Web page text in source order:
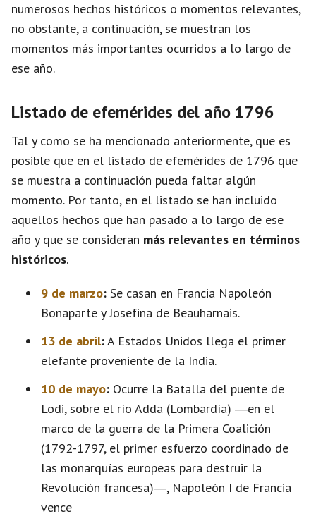
numerosos hechos históricos o momentos relevantes,
no obstante, a continuación, se muestran los
momentos más importantes ocurridos a lo largo de
ese año.
Listado de efemérides del año 1796
Tal y como se ha mencionado anteriormente, que es
posible que en el listado de efemérides de 1796 que
se muestra a continuación pueda faltar algún
momento. Por tanto, en el listado se han incluido
aquellos hechos que han pasado a lo largo de ese
año y que se consideran más relevantes en términos
históricos.
9 de marzo: Se casan en Francia Napoleón
Bonaparte y Josefina de Beauharnais.
13 de abril:A Estados Unidos llega el primer
elefante proveniente de la India.
10 de mayo: Ocurre la Batalla del puente de
Lodi, sobre el río Adda (Lombardía) ―en el
marco de la guerra de la Primera Coalición
(1792-1797, el primer esfuerzo coordinado de
las monarquías europeas para destruir la
Revolución francesa)―, Napoleón I de Francia
vence